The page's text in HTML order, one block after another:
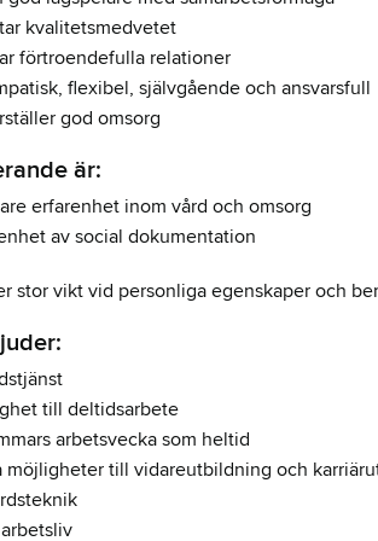
kvalitetsmedvetet
förtroendefulla relationer
flexibel, självgående och ansvarsfull
god omsorg
är:
erfarenhet inom vård och omsorg
av social dokumentation
stor vikt vid personliga egenskaper och
till deltidsarbete
arbetsvecka som heltid
möjligheter till vidareutbildning och